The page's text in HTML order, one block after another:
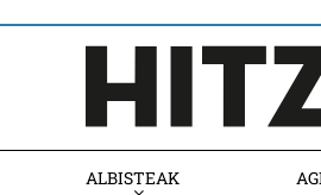
ALBISTEAK